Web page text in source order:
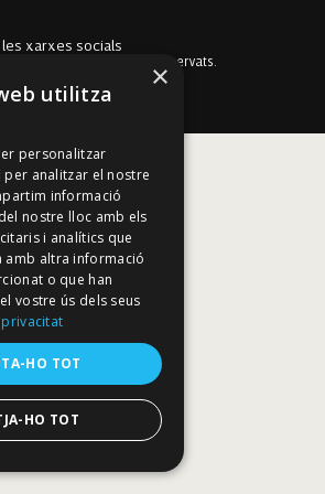
xarxes socials
2026. Tots els drets reservats.
web BESTALDE STUDIO
×
utilitza
personalitzar
per analitzar el nostre
informació
nostre lloc amb els
i analítics que
amb altra informació
o que han
vostre ús dels seus
HO TOT
HO TOT